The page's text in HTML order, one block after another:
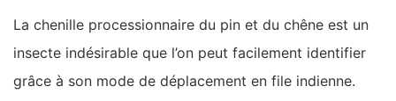
La chenille processionnaire du pin et du chêne est un
insecte indésirable que l’on peut facilement identifier
grâce à son mode de déplacement en file indienne.